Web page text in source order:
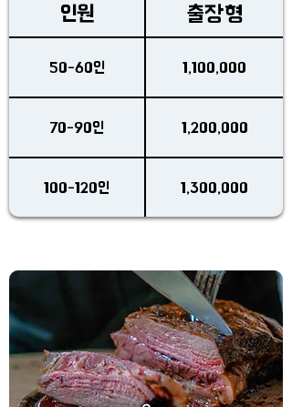
인원 출장형
50-60인 1,100,000
70-90인 1,200,000
100-120인 1,300,000